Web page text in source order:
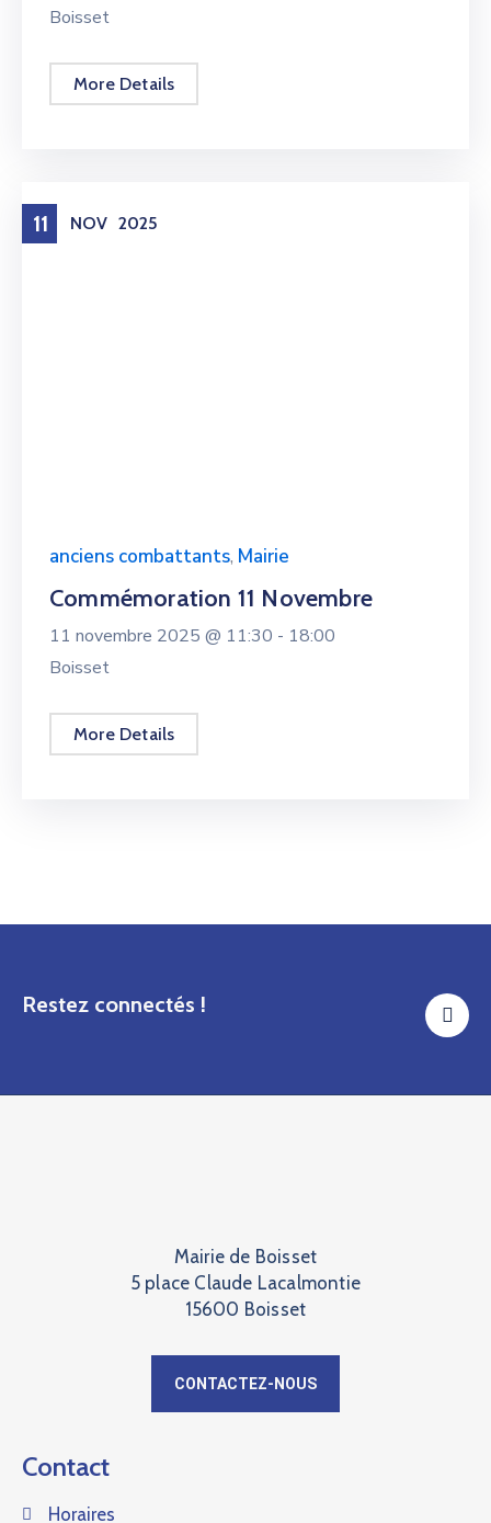
Boisset
More Details
11 NOV 2025
anciens combattants, Mairie
Commémoration 11 Novembre
11 novembre 2025 @ 11:30 - 18:00
Boisset
More Details
Restez connectés !
Mairie de Boisset
5 place Claude Lacalmontie
15600 Boisset
CONTACTEZ-NOUS
Contact
Horaires